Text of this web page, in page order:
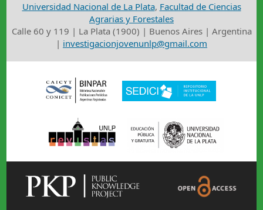
Universidad Nacional de La Plata, Facultad de Ciencias
Agrarias y Forestales
Calle 60 y 119 | La Plata (1900) | Buenos Aires | Argentina
| investigacionjovenunlp@gmail.com